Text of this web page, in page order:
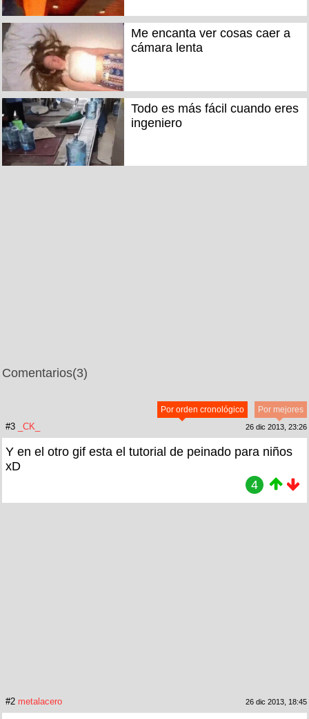
Me encanta ver cosas caer a
cámara lenta
Todo es más fácil cuando eres
ingeniero
Comentarios(3)
Por mejores
Por orden cronológico
#3 _CK_ 26 dic 2013, 23:26
Y en el otro gif esta el tutorial de peinado para niños
xD
4
#2 metalacero 26 dic 2013, 18:45